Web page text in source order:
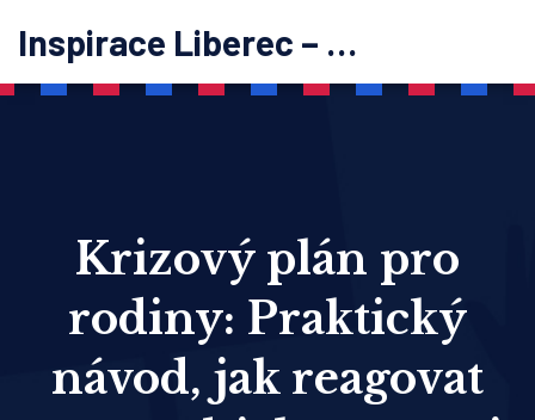
Inspirace Liberec – psychoterapie
Krizový plán pro
rodiny: Praktický
návod, jak reagovat